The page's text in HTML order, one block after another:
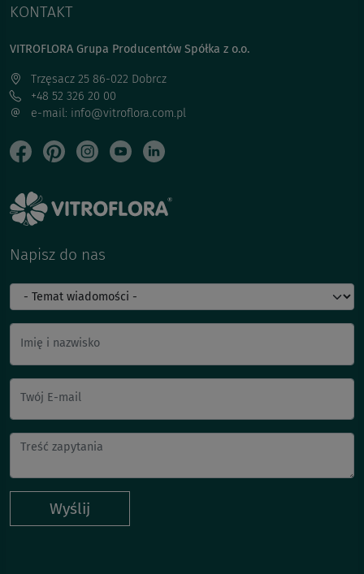
KONTAKT
VITROFLORA Grupa Producentów Spółka z o.o.
Trzęsacz 25 86-022 Dobrcz
+48 52 326 20 00
e-mail: info@vitroflora.com.pl
Napisz do nas
Imię i nazwisko
Twój E-mail
Wyślij